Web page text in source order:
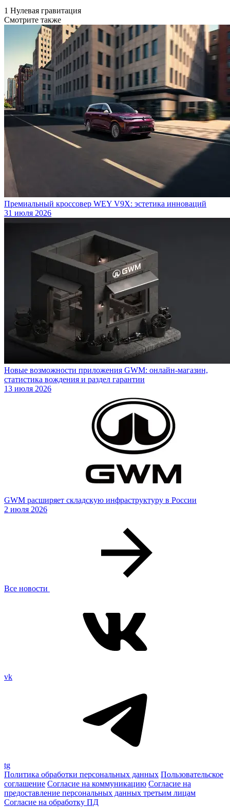
1 Нулевая гравитация
Смотрите также
Премиальный кроссовер WEY V9X: эстетика инноваций
31 июля 2026
Новые возможности приложения GWM: онлайн-магазин,
статистика вождения и раздел гарантии
13 июля 2026
GWM расширяет складскую инфраструктуру в России
2 июля 2026
Все новости
vk
tg
Политика обработки персональных данных Пользовательское
соглашение Согласие на коммуникацию Согласие на
предоставление персональных данных третьим лицам
Согласие на обработку ПД